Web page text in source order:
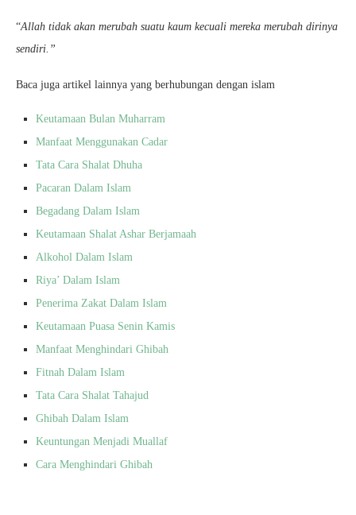
“Allah tidak akan merubah suatu kaum kecuali mereka merubah dirinya
sendiri.”
Baca juga artikel lainnya yang berhubungan dengan islam
Keutamaan Bulan Muharram
Manfaat Menggunakan Cadar
Tata Cara Shalat Dhuha
Pacaran Dalam Islam
Begadang Dalam Islam
Keutamaan Shalat Ashar Berjamaah
Alkohol Dalam Islam
Riya’ Dalam Islam
Penerima Zakat Dalam Islam
Keutamaan Puasa Senin Kamis
Manfaat Menghindari Ghibah
Fitnah Dalam Islam
Tata Cara Shalat Tahajud
Ghibah Dalam Islam
Keuntungan Menjadi Muallaf
Cara Menghindari Ghibah